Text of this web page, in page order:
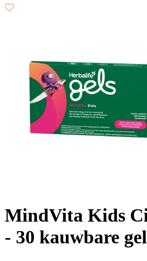
MindVita Kids
- 30 kauwbare